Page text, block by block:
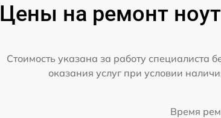
Цены на ремонт
Стоимость указана за работу специалиста
оказания услуг при условии
Время